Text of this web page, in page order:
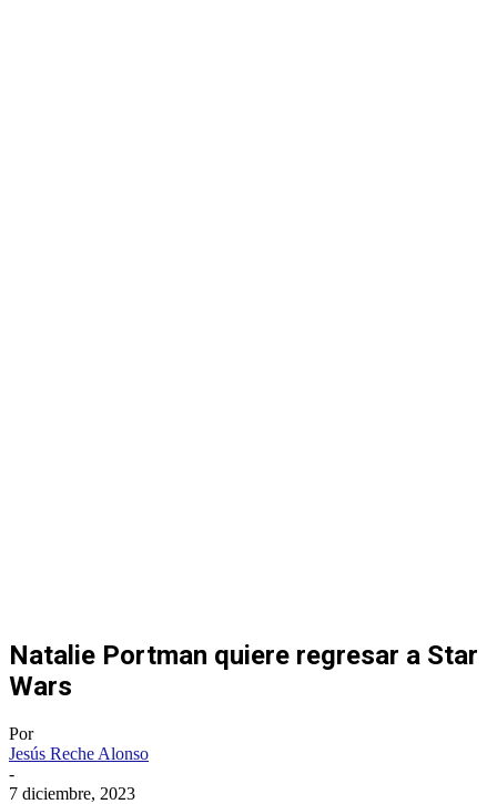
Natalie Portman quiere regresar a Star
Wars
Por
Jesús Reche Alonso
-
7 diciembre, 2023